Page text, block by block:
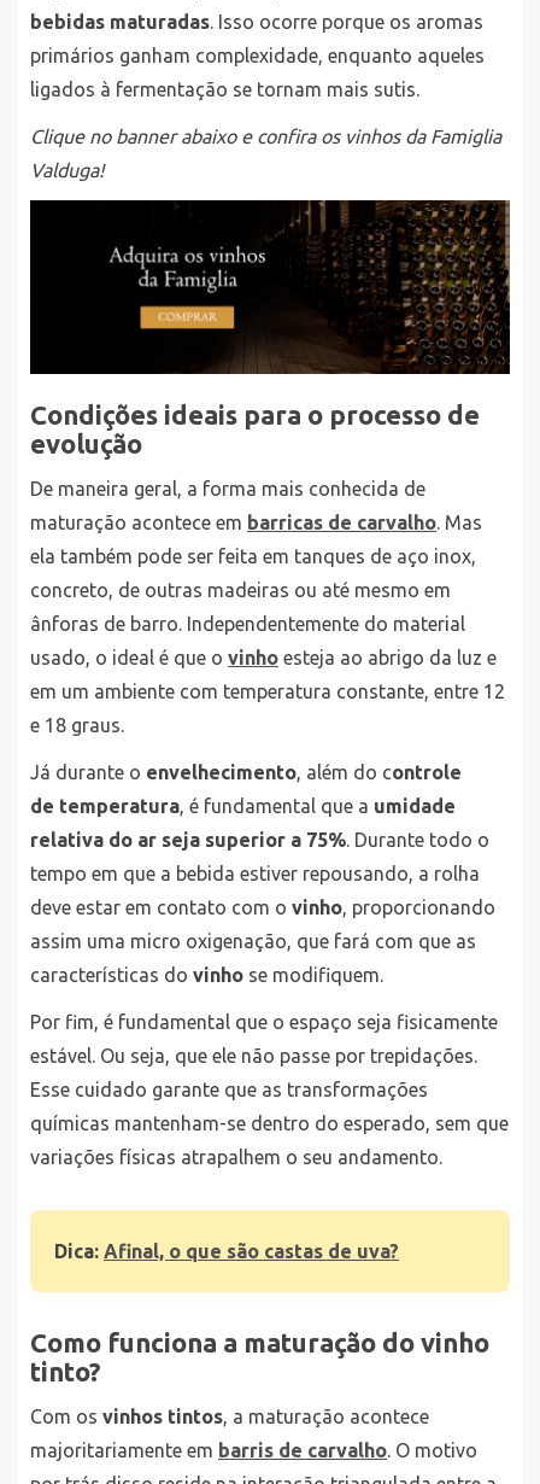
bebidas maturadas. Isso ocorre porque os aromas
primários ganham complexidade, enquanto aqueles
ligados à fermentação se tornam mais sutis.
Clique no banner abaixo e confira os vinhos da Famiglia
Valduga!
Condições ideais para o processo de
evolução
De maneira geral, a forma mais conhecida de
maturação acontece em barricas de carvalho. Mas
ela também pode ser feita em tanques de aço inox,
concreto, de outras madeiras ou até mesmo em
ânforas de barro. Independentemente do material
usado, o ideal é que o vinho esteja ao abrigo da luz e
em um ambiente com temperatura constante, entre 12
e 18 graus.
Já durante o envelhecimento, além do controle
de temperatura, é fundamental que a umidade
relativa do ar seja superior a 75%. Durante todo o
tempo em que a bebida estiver repousando, a rolha
deve estar em contato com o vinho, proporcionando
assim uma micro oxigenação, que fará com que as
características do vinho se modifiquem.
Por fim, é fundamental que o espaço seja fisicamente
estável. Ou seja, que ele não passe por trepidações.
Esse cuidado garante que as transformações
químicas mantenham-se dentro do esperado, sem que
variações físicas atrapalhem o seu andamento.
Dica: Afinal, o que são castas de uva?
Como funciona a maturação do vinho
tinto?
Com os vinhos tintos, a maturação acontece
majoritariamente em barris de carvalho. O motivo